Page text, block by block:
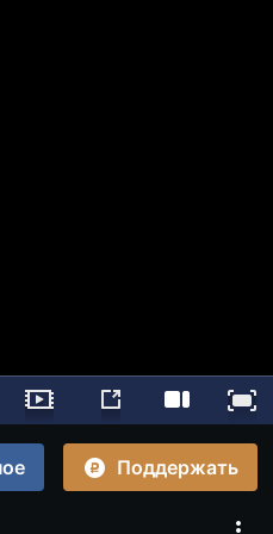
Поддержать